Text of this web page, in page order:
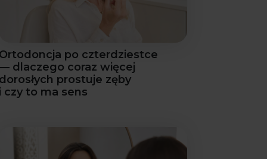
Ortodoncja po czterdziestce
dlaczego coraz więcej
dorosłych prostuje zęby
i czy to ma sens